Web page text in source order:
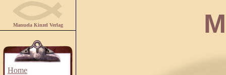
Manuela Kinzel Verlag
Home